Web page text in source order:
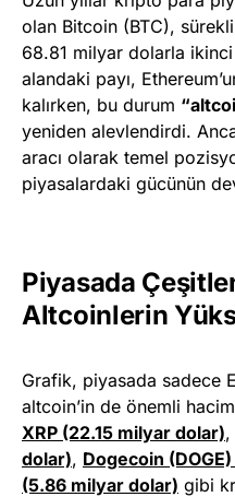
olan Bitcoin (BTC),
68.81 milyar dolarla
alandaki payı,
kalırken, bu durum
yeniden alevlendirdi.
aracı olarak temel
piyasalardaki gücünün
Piyasada
Altcoinlerin
Grafik, piyasada sadece
altcoin’in de önemli
XRP (22.15 milyar dolar),
dolar), Dogecoin
(5.86 milyar dolar) gibi